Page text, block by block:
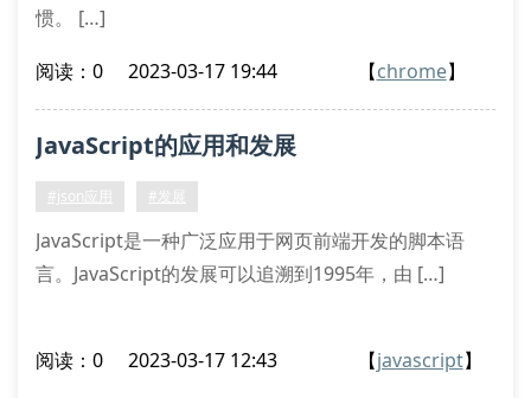
惯。 […]
阅读：0 2023-03-17 19:44 【chrome】
JavaScript的应用和发展
#json应用 #发展
JavaScript是一种广泛应用于网页前端开发的脚本语
言。JavaScript的发展可以追溯到1995年，由 […]
阅读：0 2023-03-17 12:43 【javascript】